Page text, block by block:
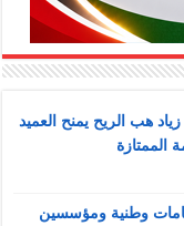
هب الريح يمنح العميد
الممتازة
وطنية ومؤسسين